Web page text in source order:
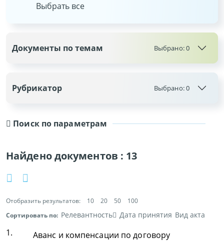
Поиск по параметрам
Найдено документов : 13
Отобразить результатов: 10 20 50
100
Сортировать по: Релевантность Дата принятия Вид акта
1.
Аванс и компенсации по договору
Выбрать все
Документы по темам Выбрано:0
Рубрикатор Выбрано:0